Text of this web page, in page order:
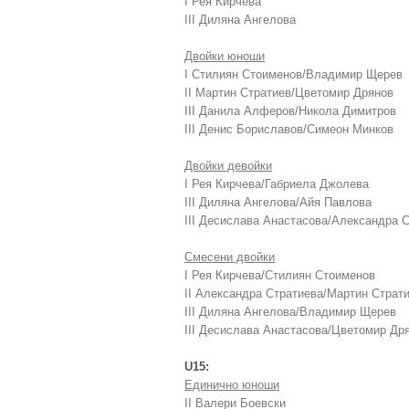
III Диляна Ангелова
Двойки юноши
I Стилиян Стоименов/Владимир Щерев
II Мартин Стратиев/Цветомир Дрянов
III Данила Алферов/Никола Димитров
III Денис Бориславов/Симеон Минков
Двойки девойки
I Рея Кирчева/Габриела Джолева
III Диляна Ангелова/Айя Павлова
III Десислава Анастасова/Александра
Смесени двойки
I Рея Кирчева/Стилиян Стоименов
II Александра Стратиева/Мартин
III Диляна Ангелова/Владимир Щерев
III Десислава Анастасова/Цветомир
U15:
Единично юноши
II Валери Боевски